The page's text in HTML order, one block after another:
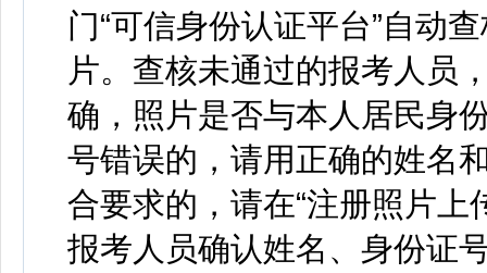
门“可信身份认证平台”自动
片。查核未通过的报考人员
确，照片是否与本人居民身
号错误的，请用正确的姓名
合要求的，请在“注册照片上
报考人员确认姓名、身份证